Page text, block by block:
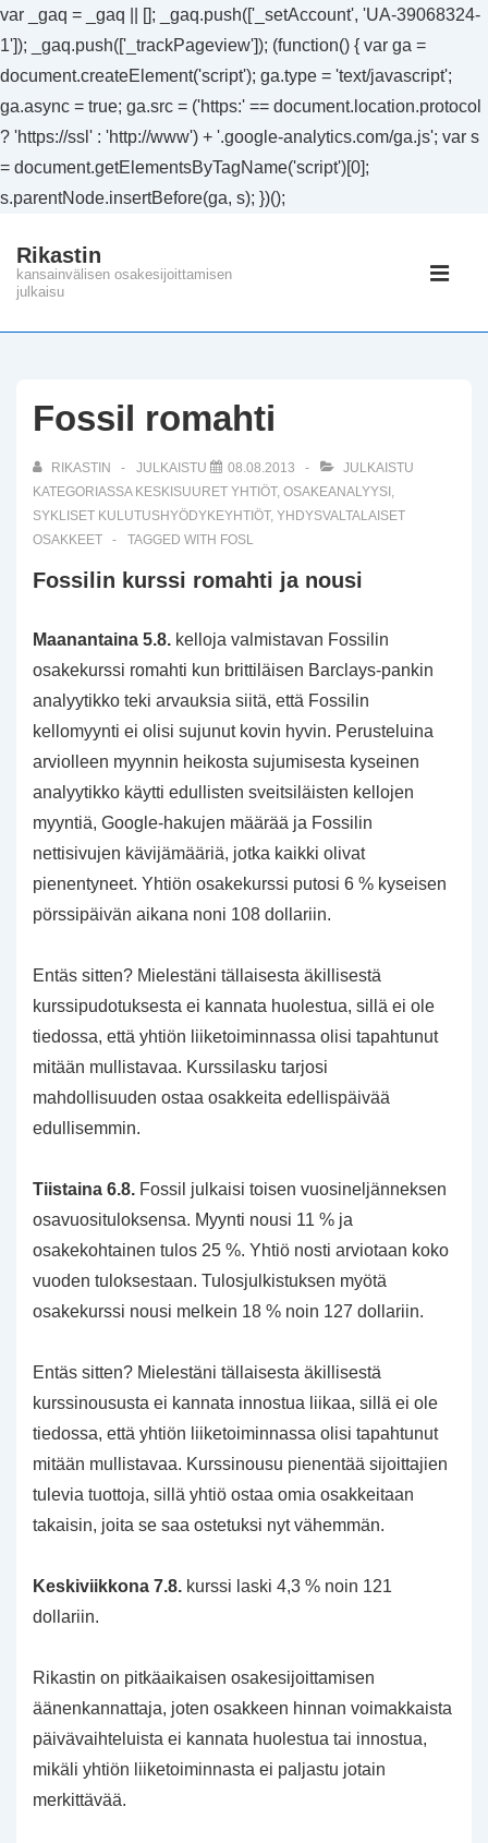
var _gaq = _gaq || []; _gaq.push(['_setAccount', 'UA-39068324-
1']); _gaq.push(['_trackPageview']); (function() { var ga =
document.createElement('script'); ga.type = 'text/javascript';
ga.async = true; ga.src = ('https:' == document.location.protocol
? 'https://ssl' : 'http://www') + '.google-analytics.com/ga.js'; var s
= document.getElementsByTagName('script')[0];
s.parentNode.insertBefore(ga, s); })();
Siirry
pääsisältöön
Rikastin
kansainvälisen osakesijoittamisen
julkaisu
Fossil romahti
RIKASTIN JULKAISTU 08.08.2013
JULKAISTU
KATEGORIASSA KESKISUURET YHTIÖT, OSAKEANALYYSI ,
SYKLISET KULUTUSHYÖDYKEYHTIÖT, YHDYSVALTALAISET
OSAKKEET
TAGGED WITH FOSL
Fossilin kurssi romahti ja nousi
Maanantaina 5.8. kelloja valmistavan Fossilin
osakekurssi romahti kun brittiläisen Barclays-pankin
analyytikko teki arvauksia siitä, että Fossilin
kellomyynti ei olisi sujunut kovin hyvin. Perusteluina
arviolleen myynnin heikosta sujumisesta kyseinen
analyytikko käytti edullisten sveitsiläisten kellojen
myyntiä, Google-hakujen määrää ja Fossilin
nettisivujen kävijämääriä, jotka kaikki olivat
pienentyneet. Yhtiön osakekurssi putosi 6 % kyseisen
pörssipäivän aikana noni 108 dollariin.
Entäs sitten? Mielestäni tällaisesta äkillisestä
kurssipudotuksesta ei kannata huolestua, sillä ei ole
tiedossa, että yhtiön liiketoiminnassa olisi tapahtunut
mitään mullistavaa. Kurssilasku tarjosi
mahdollisuuden ostaa osakkeita edellispäivää
edullisemmin.
Tiistaina 6.8. Fossil julkaisi toisen vuosineljänneksen
osavuosituloksensa. Myynti nousi 11 % ja
osakekohtainen tulos 25 %. Yhtiö nosti arviotaan koko
vuoden tuloksestaan. Tulosjulkistuksen myötä
osakekurssi nousi melkein 18 % noin 127 dollariin.
Entäs sitten? Mielestäni tällaisesta äkillisestä
kurssinoususta ei kannata innostua liikaa, sillä ei ole
tiedossa, että yhtiön liiketoiminnassa olisi tapahtunut
mitään mullistavaa. Kurssinousu pienentää sijoittajien
tulevia tuottoja, sillä yhtiö ostaa omia osakkeitaan
takaisin, joita se saa ostetuksi nyt vähemmän.
Keskiviikkona 7.8. kurssi laski 4,3 % noin 121
dollariin.
Rikastin on pitkäaikaisen osakesijoittamisen
äänenkannattaja, joten osakkeen hinnan voimakkaista
päivävaihteluista ei kannata huolestua tai innostua,
mikäli yhtiön liiketoiminnasta ei paljastu jotain
merkittävää.